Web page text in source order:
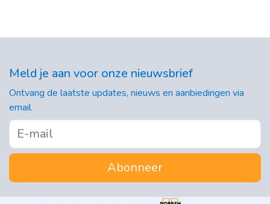
Meld je aan voor onze nieuwsbrief
Ontvang de laatste updates, nieuws en aanbiedingen via
email
Abonneer